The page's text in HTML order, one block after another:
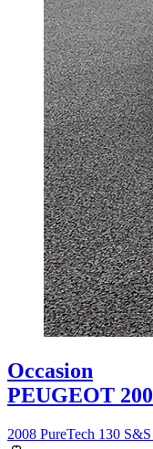
Occasion
PEUGEOT
2008 PureTech 130